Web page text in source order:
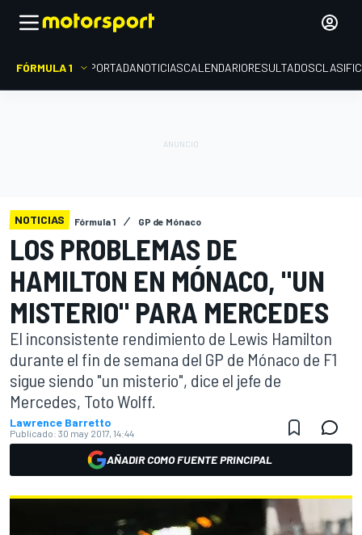
FÓRMULA 1 PORTADANOTICIASCALENDARIORESULTADOS
NOTICIAS Fórmula 1 GP de Mónaco
LOS PROBLEMAS DE
HAMILTON EN MÓNACO, "UN
MISTERIO" PARA MERCEDES
El inconsistente rendimiento de Lewis Hamilton
durante el fin de semana del GP de Mónaco de F1
sigue siendo "un misterio", dice el jefe de
Mercedes, Toto Wolff.
Lawrence Barretto
Publicado: 30 may 2017, 14:44
AÑADIR COMO FUENTE PRINCIPAL